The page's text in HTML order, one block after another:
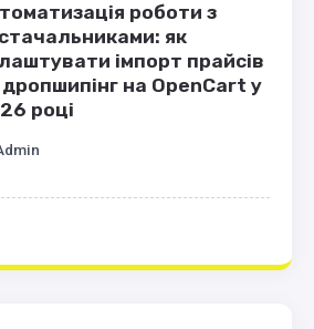
роботи з
як
імпорт прайсів
на OpenCart у
році